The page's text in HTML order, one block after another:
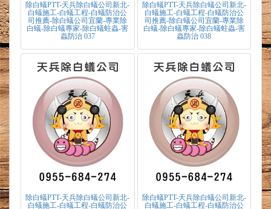
除白蟻PTT-天兵除白蟻公司新北-
白蟻施工-白蟻工程-白蟻防治公
司推薦-除白蟻公司宜蘭-專業除
白蟻-除白蟻專家-除白蟻蛀蟲-害
蟲防治 037
除白蟻PTT-天兵除白蟻公司新北-
白蟻施工-白蟻工程-白蟻防治公
司推薦-除白蟻公司宜蘭-專業除
白蟻-除白蟻專家-除白蟻蛀蟲-害
蟲防治 038
除白蟻PTT-天兵除白蟻公司新北-
白蟻施工-白蟻工程-白蟻防治公
除白蟻PTT-天兵除白蟻公司新北-
白蟻施工-白蟻工程-白蟻防治公